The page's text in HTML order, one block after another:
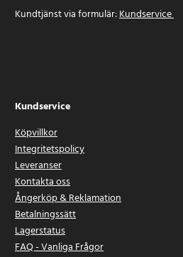
Kundtjänst via formulär:Kundservice
Kundservice
Köpvillkor
Integritetspolicy
Leveranser
Kontakta oss
Ångerköp & Reklamation
Betalningssätt
Lagerstatus
FAQ - Vanliga Frågor